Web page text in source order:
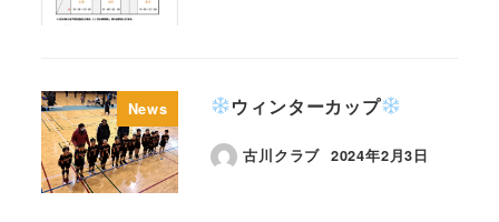
News ウィンターカップ
古川クラブ 2024年2月3日